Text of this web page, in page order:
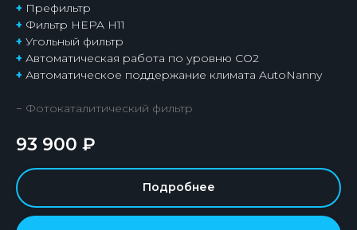
+ Префильтр
+ Фильтр HEPA H11
+ Угольный фильтр
+ Автоматическая работа по уровню СО2
+ Автоматическое поддержание климата AutoNanny
− Фотокаталитический фильтр
93 900 ₽
Подробнее